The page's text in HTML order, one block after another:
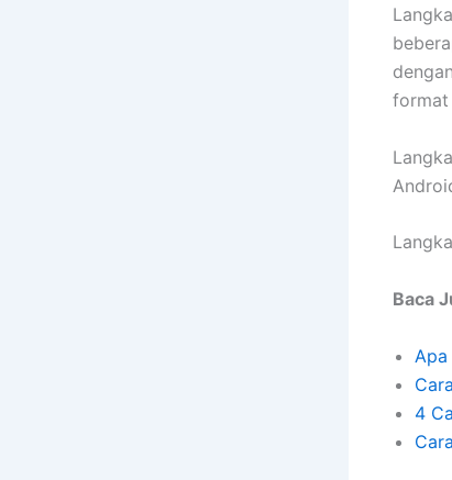
format
Baca
4